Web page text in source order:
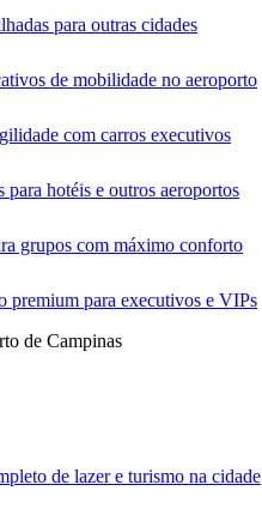
para outras cidades
de mobilidade no aeroporto
com carros executivos
para hotéis e outros aeroportos
grupos com máximo conforto
premium para executivos e VIPs
de Campinas
de lazer e turismo na cidade